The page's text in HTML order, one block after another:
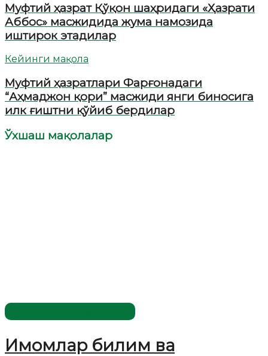
Муфтий ҳазрат Қўқон шаҳридаги «Ҳазрати
Аббос» масжидида жума намозида
иштирок этадилар
Кейинги мақола
Муфтий ҳазратлари Фарғонадаги
“Аҳмаджон қори” масжиди янги биносига
илк ғиштни қўйиб бердилар
Ўхшаш мақолалар
Имомлар билим ва